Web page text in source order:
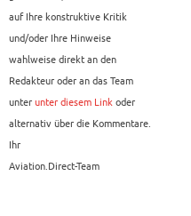
auf Ihre konstruktive Kritik
und/oder Ihre Hinweise
wahlweise direkt an den
Redakteur oder an das Team
unterunter diesem Link oder
alternativ über die Kommentare.
Ihr
Aviation.Direct-Team